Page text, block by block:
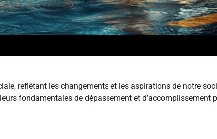
reflétant les changements et les aspirations de notre
fondamentales de dépassement et d’accomplissement